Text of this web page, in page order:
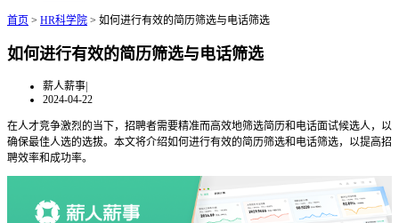
首页 > HR科学院 > 如何进行有效的简历筛选与电话筛选
如何进行有效的简历筛选与电话筛选
薪人薪事|
2024-04-22
在人才竞争激烈的当下，招聘者需要精准而高效地筛选简历和电话面试候选人，以
确保最佳人选的选拔。本文将介绍如何进行有效的简历筛选和电话筛选，以提高招
聘效率和成功率。